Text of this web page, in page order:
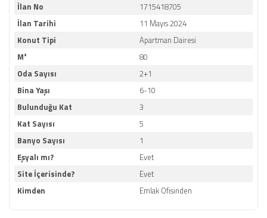
İlan No
İlan Tarihi
Konut Tipi
M²
Oda Sayısı
Bina Yaşı
Bulunduğu Kat
Kat Sayısı
Banyo Sayısı
Eşyalı mı?
Site İçerisinde?
Kimden
1715418705
11 Mayıs 2024
Apartman Dairesi
80
2+1
6-10
3
5
1
Evet
Evet
Emlak Ofisinden